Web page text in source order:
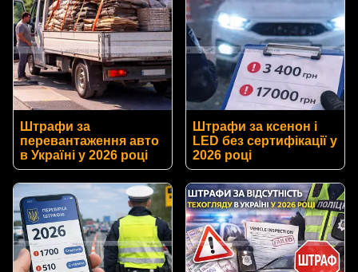
Штрафи за
перевантаження авто
в Україні у 2026 році
Штрафи за ксенон і
LED без сертифікації у
2026 році